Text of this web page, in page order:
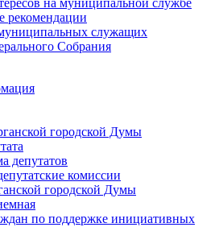
рекомендации
служащих
Cобрания
городской Думы
депутатов
комиссии
городской Думы
по поддержке инициативных